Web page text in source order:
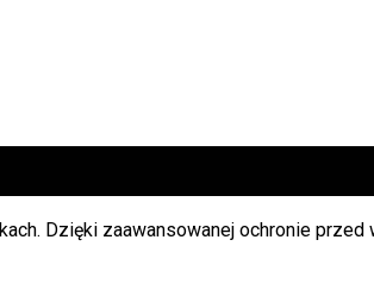
Dzięki zaawansowanej ochronie przed